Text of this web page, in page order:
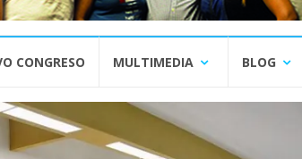
CONGRESO MULTIMEDIA BLOG